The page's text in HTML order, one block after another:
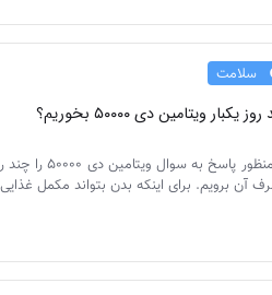
سلامت
یکبار ویتامین دی ۵۰۰۰۰ بخوریم؟
به منظور پاسخ
آن برویم. برای اینکه بدن بتواند مکمل